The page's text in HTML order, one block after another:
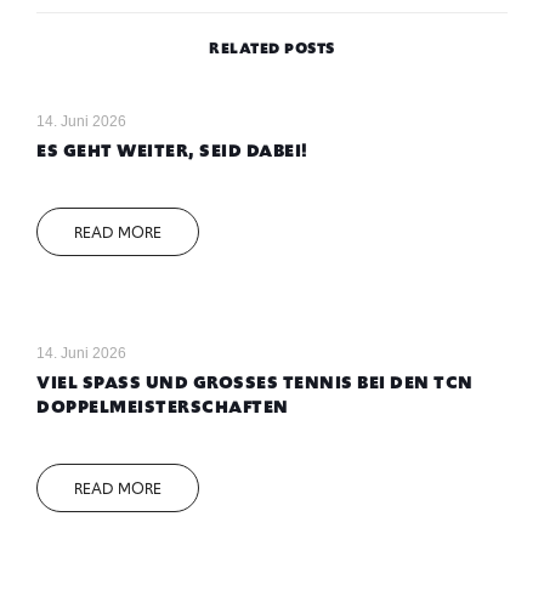
RELATED POSTS
14. Juni 2026
ES GEHT WEITER, SEID DABEI!
READ MORE
14. Juni 2026
VIEL SPASS UND GROSSES TENNIS BEI DEN TCN DO
PPELMEISTERSCHAFTEN
READ MORE